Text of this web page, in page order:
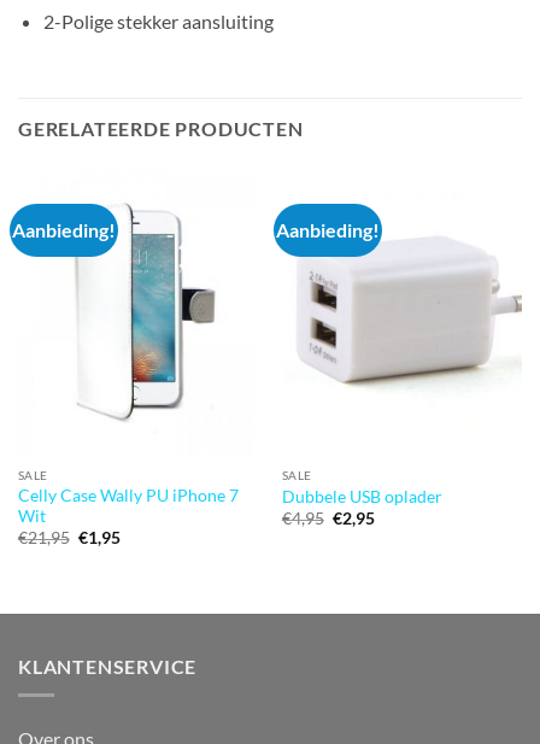
2-Polige stekker aansluiting
GERELATEERDE PRODUCTEN
Aanbieding!
SALE
Celly Case Wally PU iPhone 7
Wit
€21,95 Oorspronkelijke
prijs
€1,95Huidige
Aanbieding!
SALE
Dubbele USB oplader
€4,95 Oorspronkelijke
prijs
€2,95Huidige
KLANTENSERVICE
Over ons